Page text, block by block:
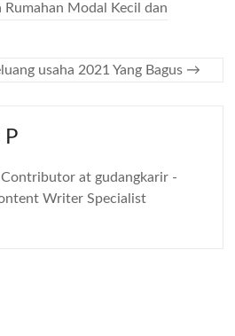
Rumahan Modal Kecil dan
usaha 2021 Yang Bagus →
P
Contributor at gudangkarir -
Writer Specialist